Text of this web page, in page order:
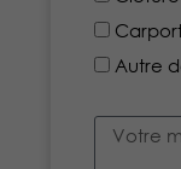
Autre